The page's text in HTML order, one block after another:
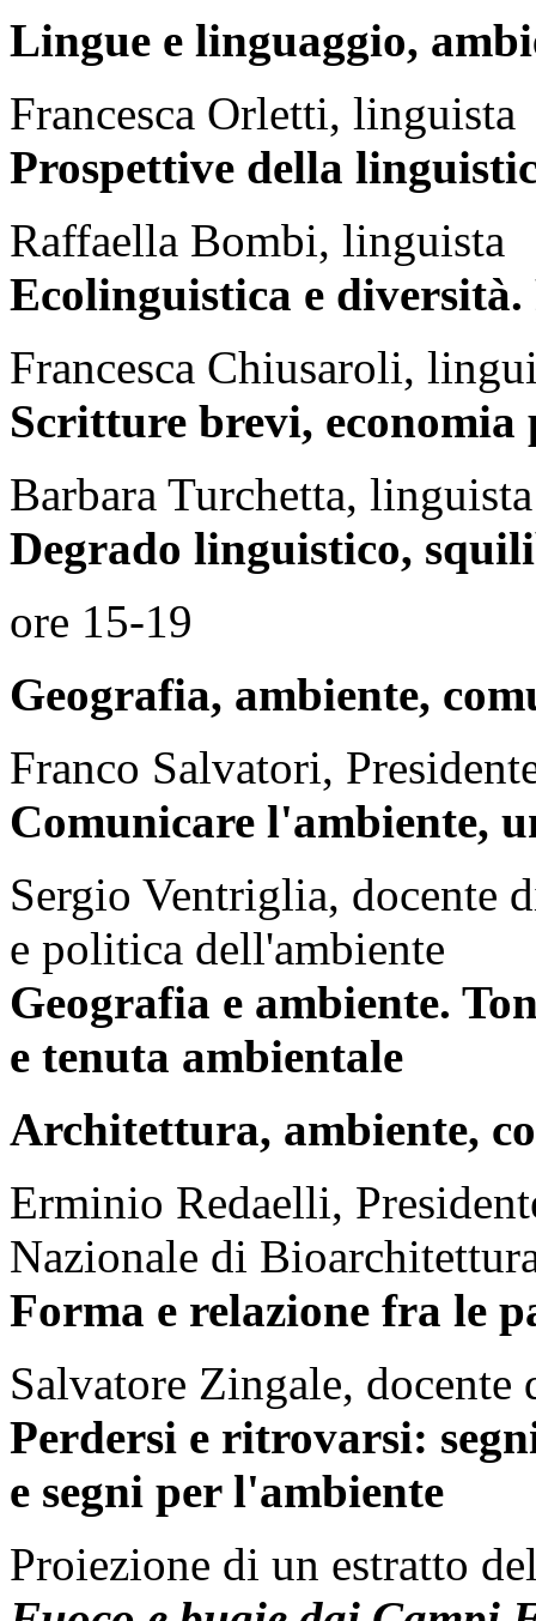
Lingue e linguaggio,
Francesca Orletti, linguista
Prospettive della
Raffaella Bombi, linguista
Ecolinguistica e
Francesca Chiusaroli,
Scritture brevi, economia
Barbara Turchetta, linguista
Degrado linguistico,
ore 15-19
Geografia, ambiente,
Franco Salvatori,
Comunicare l'ambiente,
Sergio Ventriglia, docente
e politica dell'ambiente
Geografia e ambiente.
e tenuta ambientale
Architettura, ambiente,
Erminio Redaelli,
Nazionale di
Forma e relazione fra le
Salvatore Zingale,
Perdersi e ritrovarsi:
e segni per l'ambiente
Proiezione di un estratto